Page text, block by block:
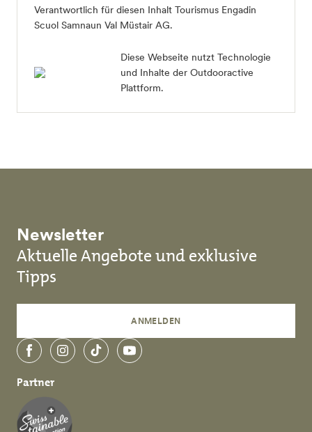
Verantwortlich für diesen Inhalt Tourismus Engadin
Scuol Samnaun Val Müstair AG.
Diese Webseite nutzt Technologie
und Inhalte der Outdooractive
Plattform.
Newsletter
Aktuelle Angebote und exklusive
Tipps
ANMELDEN
FacebookInstagramTikTokYouTube
Partner